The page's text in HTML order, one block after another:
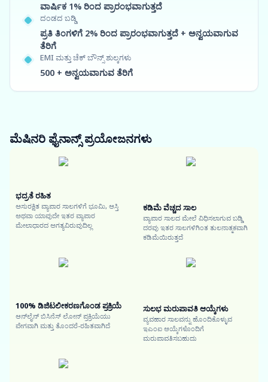
ವಾರ್ಷಿಕ 1% ರಿಂದ ಪ್ರಾರಂಭವಾಗುತ್ತದೆ
ದಂಡದ ಬಡ್ಡಿ
ಪ್ರತಿ ತಿಂಗಳಿಗೆ 2% ರಿಂದ ಪ್ರಾರಂಭವಾಗುತ್ತದೆ + ಅನ್ವಯವಾಗುವ
ತೆರಿಗೆ
EMI ಮತ್ತು ಚೆಕ್ ಬೌನ್ಸ್ ಶುಲ್ಕಗಳು
500 + ಅನ್ವಯವಾಗುವ ತೆರಿಗೆ
ಮೆಷಿನರಿ ಫೈನಾನ್ಸ್ಪ್ರಯೋಜನಗಳು
ಭದ್ರತೆ ರಹಿತ
ಅಸುರಕ್ಷಿತ ವ್ಯಾಪಾರ ಸಾಲಗಳಿಗೆ ಭೂಮಿ, ಆಸ್ತಿ
ಅಥವಾ ಯಾವುದೇ ಇತರ ವ್ಯಾಪಾರ
ಮೇಲಾಧಾರದ ಅಗತ್ಯವಿರುವುದಿಲ್ಲ
ಕಡಿಮೆ ವೆಚ್ಚದ ಸಾಲ
ವ್ಯಾಪಾರ ಸಾಲದ ಮೇಲೆ ವಿಧಿಸಲಾಗುವ ಬಡ್ಡಿ
ದರವು ಇತರ ಸಾಲಗಳಿಗಿಂತ ತುಲನಾತ್ಮಕವಾಗಿ
ಕಡಿಮೆಯಿರುತ್ತದೆ
100% ಡಿಜಿಟಲೀಕರಣಗೊಂಡ ಪ್ರಕ್ರಿಯೆ
ಆನ್‌ಲೈನ್ ಬಿಸಿನೆಸ್ ಲೋನ್ ಪ್ರಕ್ರಿಯೆಯು
ವೇಗವಾಗಿ ಮತ್ತು ತೊಂದರೆ-ರಹಿತವಾಗಿದೆ
ಸುಲಭ ಮರುಪಾವತಿ ಆಯ್ಕೆಗಳು
ವ್ಯವಹಾರ ಸಾಲವನ್ನು ಹೊಂದಿಕೊಳ್ಳುವ
ಇಎಂಐ ಆಯ್ಕೆಗಳೊಂದಿಗೆ
ಮರುಪಾವತಿಸಬಹುದು